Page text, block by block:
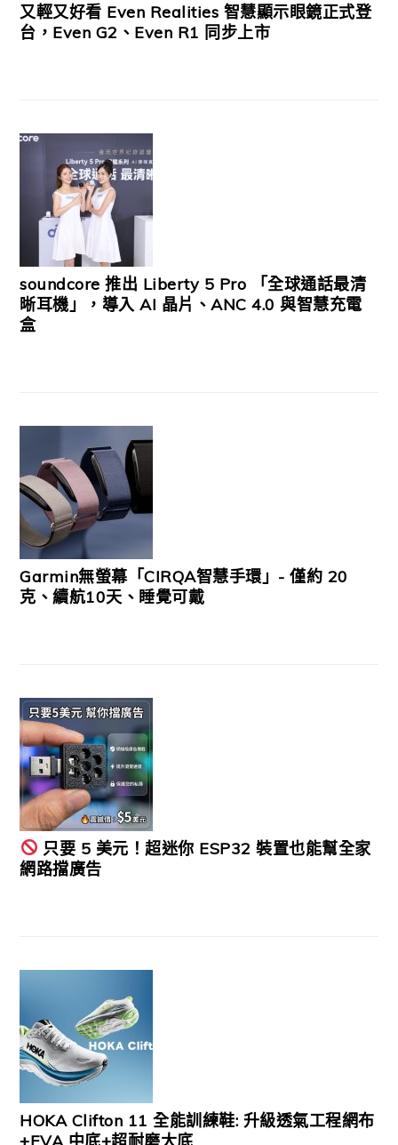
又輕又好看 Even Realities 智慧顯示眼鏡正式登
台，Even G2、Even R1 同步上市
soundcore 推出 Liberty 5 Pro 「全球通話最清
晰耳機」，導入 AI 晶片、ANC 4.0 與智慧充電
盒
Garmin無螢幕「CIRQA智慧手環」- 僅約 20
克、續航10天、睡覺可戴
只要 5 美元！超迷你 ESP32 裝置也能幫全家
網路擋廣告
HOKA Clifton 11 全能訓練鞋: 升級透氣工程網布
+EVA 中底+超耐磨大底